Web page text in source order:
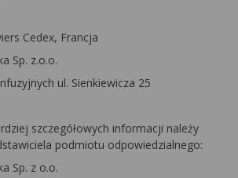
Cedex, Francja
Sp. z.o.o.
ul. Sienkiewicza 25
szczegółowych informacji należy
podmiotu odpowiedzialnego:
Sp. z o.o.